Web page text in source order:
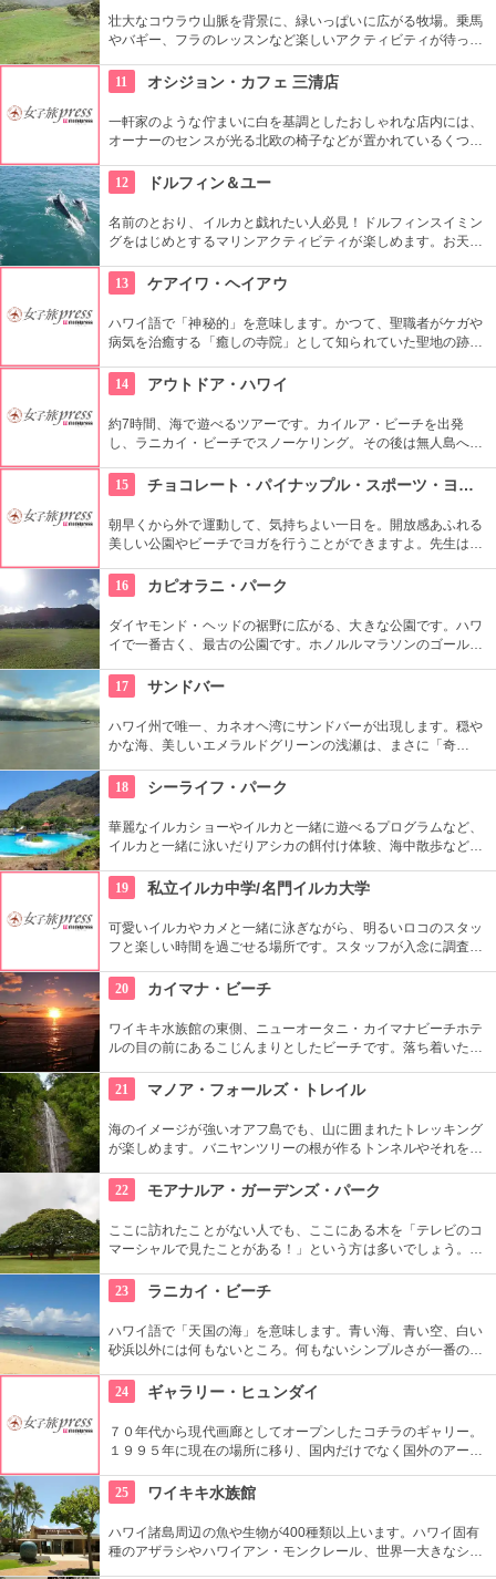
壮大なコウラウ山脈を背景に、緑いっぱいに広がる牧場。乗馬
やバギー、フラのレッスンなど楽しいアクティビティが待って
ック・パーク』のロケ地としても知られ、ロケ地巡りのバスも
あります。
11 オシジョン・カフェ 三清店
一軒家のような佇まいに白を基調としたおしゃれな店内には、
オーナーのセンスが光る北欧の椅子などが置かれているくつろ
り、ラテアートを楽しめるコーヒーメニューも充実。旅行の合
間にほっと一息つける場所です。
12 ドルフィン＆ユー
名前のとおり、イルカと戯れたい人必見！ドルフィンスイミン
グをはじめとするマリンアクティビティが楽しめます。お天気
いそう。バーベキューやフラ、ウクレレ演奏など、嬉しいおも
てなしも。
13 ケアイワ・ヘイアウ
ハワイ語で「神秘的」を意味します。かつて、聖職者がケガや
病気を治癒する「癒しの寺院」として知られていた聖地の跡地
れ、市民の憩いの場所になっています。
14 アウトドア・ハワイ
約7時間、海で遊べるツアーです。カイルア・ビーチを出発
し、ラニカイ・ビーチでスノーケリング。その後は無人島へゴ
きます。日本語スタッフもいますし、送迎やランチもついてい
ます。
15 チョコレート・パイナップル・スポーツ・ヨガ・スタジオ
朝早くから外で運動して、気持ちよい一日を。開放感あふれる
美しい公園やビーチでヨガを行うことができますよ。先生は日
芝生エリアで無料のヨガレッスンも行っているので、初心者は
コチラもぜひ。
16 カピオラニ・パーク
ダイヤモンド・ヘッドの裾野に広がる、大きな公園です。ハワ
イで一番古く、最古の公園です。ホノルルマラソンのゴール地
て、クイーン・カピオラニの名前が冠せられました。
17 サンドバー
ハワイ州で唯一、カネオヘ湾にサンドバーが出現します。穏や
かな海、美しいエメラルドグリーンの浅瀬は、まさに「奇
ーが組まれているので、ぜひ利用してみて。
18 シーライフ・パーク
華麗なイルカショーやイルカと一緒に遊べるプログラムなど、
イルカと一緒に泳いだりアシカの餌付け体験、海中散歩など、
ヌイグルミやTシャツなどオリジナルグッズも人気です。
19 私立イルカ中学/名門イルカ大学
可愛いイルカやカメと一緒に泳ぎながら、明るいロコのスタッ
フと楽しい時間を過ごせる場所です。スタッフが入念に調査す
やフラなどの“授業”もあります。“卒業”時の達成感は一緒の思い
出になりそうですね。
20 カイマナ・ビーチ
ワイキキ水族館の東側、ニューオータニ・カイマナビーチホテ
ルの目の前にあるこじんまりとしたビーチです。落ち着いた雰
すぐ横には終戦記念プールもあります。
21 マノア・フォールズ・トレイル
海のイメージが強いオアフ島でも、山に囲まれたトレッキング
が楽しめます。バニヤンツリーの根が作るトンネルやそれを囲
どころから聞こえる鳥の声。ハワイ固有の生物もたくさんいる
ので、ガイドツアーを申し込んでいろいろ教わるのもアリ。
22 モアナルア・ガーデンズ・パーク
ここに訪れたことがない人でも、ここにある木を「テレビのコ
マーシャルで見たことがある！」という方は多いでしょう。日
樹』がここにあります。実物を見ると、感動しますよ！
23 ラニカイ・ビーチ
ハワイ語で「天国の海」を意味します。青い海、青い空、白い
砂浜以外には何もないところ。何もないシンプルさが一番の売
しまうような穴場です。住宅地から海へ抜ける小道も風情あり
ます。
24 ギャラリー・ヒュンダイ
７０年代から現代画廊としてオープンしたコチラのギャリー。
１９９５年に現在の場所に移り、国内だけでなく国外のアーテ
示できるスペースを設け、モダン美術の流れを感じる事が出来
る、国内最高のギャラリーとしての評価も。
25 ワイキキ水族館
ハワイ諸島周辺の魚や生物が400種類以上います。ハワイ固有
種のアザラシやハワイアン・モンクレール、世界一大きなシャ